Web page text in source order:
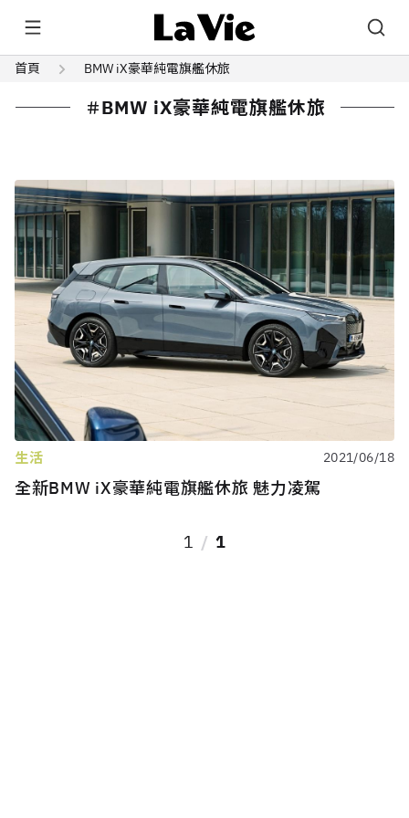
首頁 BMW iX豪華純電旗艦休旅
BMW iX豪華純電旗艦休旅
生活 2021/06/18
全新BMW iX豪華純電旗艦休旅 魅力凌駕
1 1